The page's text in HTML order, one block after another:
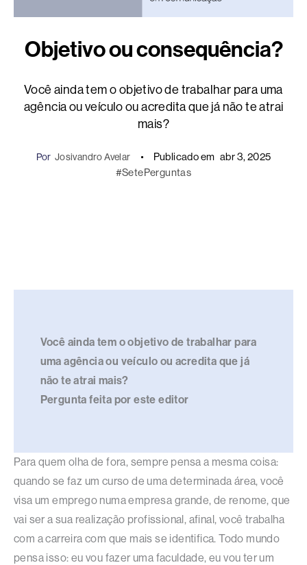
Objetivo ou consequência?
Você ainda tem o objetivo de trabalhar para uma
agência ou veículo ou acredita que já não te atrai
mais?
Por Josivandro Avelar Publicado em abr 3, 2025
#SetePerguntas
Você ainda tem o objetivo de trabalhar para
uma agência ou veículo ou acredita que já
não te atrai mais?
Pergunta feita por este editor
Para quem olha de fora, sempre pensa a mesma coisa:
quando se faz um curso de uma determinada área, você
visa um emprego numa empresa grande, de renome, que
vai ser a sua realização profissional, afinal, você trabalha
com a carreira com que mais se identifica. Todo mundo
pensa isso: eu vou fazer uma faculdade, eu vou ter um